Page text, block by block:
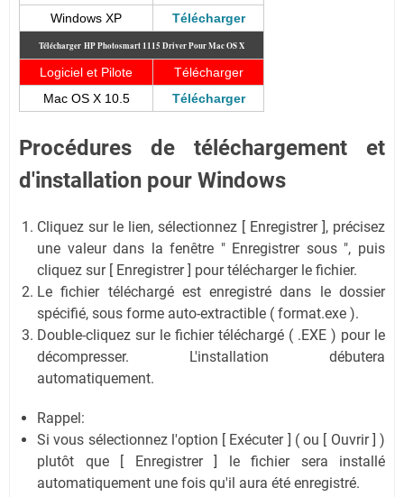
Windows XP
Télécharger
Télécharger HP Photosmart 1115 Driver Pour Mac OS X
Logiciel et Pilote
Télécharger
Mac OS X 10.5
Télécharger
Procédures de téléchargement et
d'installation pour Windows
Cliquez sur le lien, sélectionnez [ Enregistrer ], précisez
une valeur dans la fenêtre " Enregistrer sous ", puis
cliquez sur [ Enregistrer ] pour télécharger le fichier.
Le fichier téléchargé est enregistré dans le dossier
spécifié, sous forme auto-extractible ( format.exe ).
Double-cliquez sur le fichier téléchargé ( .EXE ) pour le
décompresser. L'installation débutera
automatiquement.
Rappel:
Si vous sélectionnez l'option [ Exécuter ] ( ou [ Ouvrir ] )
plutôt que [ Enregistrer ] le fichier sera installé
automatiquement une fois qu'il aura été enregistré.